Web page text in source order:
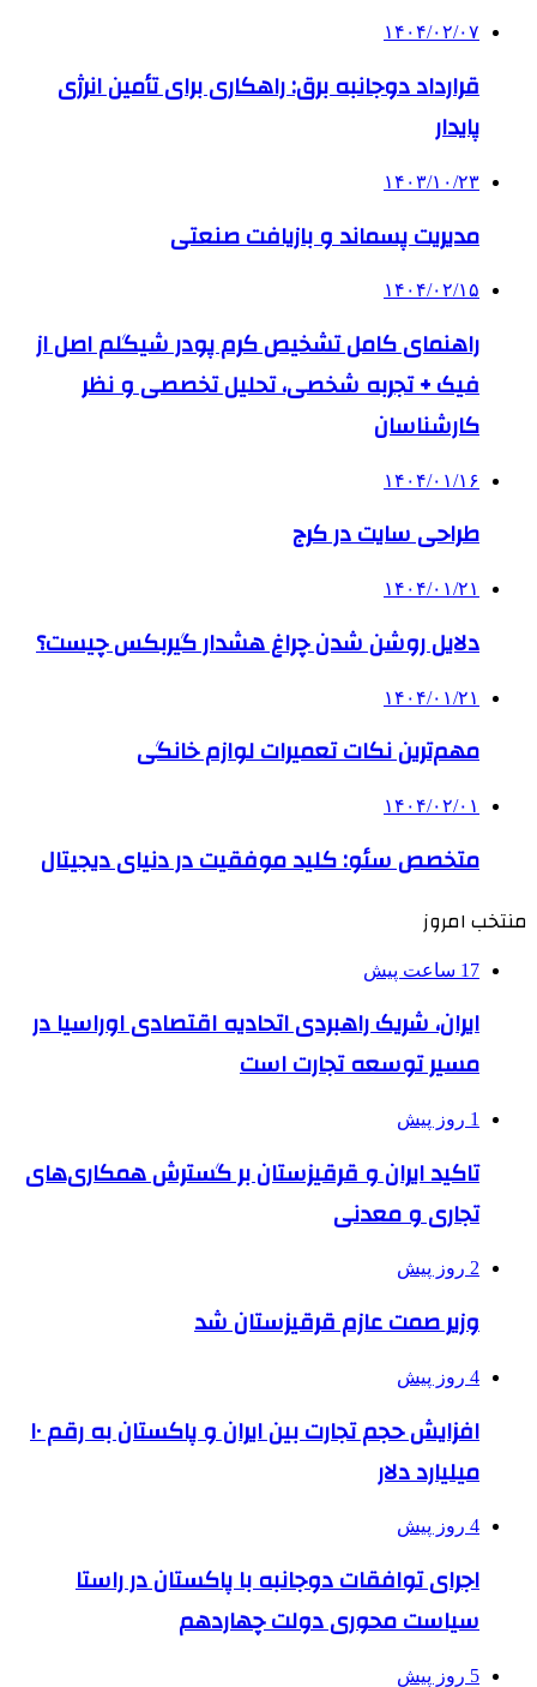
۱۴۰۴/۰۲/۰۷
قرارداد دوجانبه برق: راهکاری برای تأمین انرژی
پایدار
۱۴۰۳/۱۰/۲۳
مدیریت پسماند و بازیافت صنعتی
۱۴۰۴/۰۲/۱۵
راهنمای کامل تشخیص کرم پودر شیگلم اصل از
فیک + تجربه شخصی، تحلیل تخصصی و نظر
کارشناسان
۱۴۰۴/۰۱/۱۶
طراحی سایت در کرج
۱۴۰۴/۰۱/۲۱
دلایل روشن شدن چراغ هشدار گیربکس چیست؟
۱۴۰۴/۰۱/۲۱
مهم‌ترین نکات تعمیرات لوازم خانگی
۱۴۰۴/۰۲/۰۱
متخصص سئو: کلید موفقیت در دنیای دیجیتال
منتخب امروز
17 ساعت پیش
ایران، شریک راهبردی اتحادیه اقتصادی اوراسیا در
مسیر توسعه تجارت است
1 روز پیش
تاکید ایران و قرقیزستان بر گسترش همکاری‌های
تجاری و معدنی
2 روز پیش
وزیر صمت عازم قرقیزستان شد
4 روز پیش
افزایش حجم تجارت بین ایران و پاکستان به رقم ۱۰
میلیارد دلار
4 روز پیش
اجرای توافقات دوجانبه با پاکستان در راستا
سیاست محوری دولت چهاردهم
5 روز پیش